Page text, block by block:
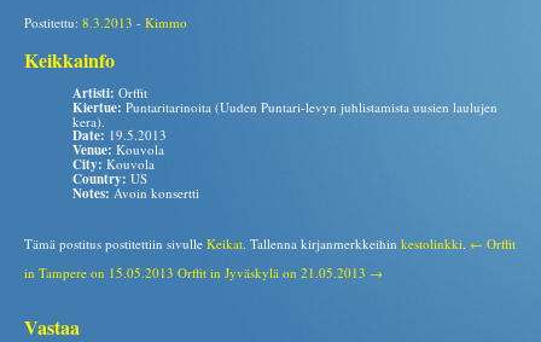
Postitettu: 8.3.2013 - Kimmo
Keikkainfo
Artisti: Orffit
Kiertue: Puntaritarinoita (Uuden Puntari-levyn juhlistamista uusien laulujen
kera).
Date: 19.5.2013
Venue: Kouvola
City: Kouvola
Country: US
Notes: Avoin konsertti
Tämä postitus postitettiin sivulle Keikat . Tallenna kirjanmerkkeihin kestolinkki ← Orffit
in Tampere on 15.05.2013 Orffit in Jyväskylä on 21.05.2013 →
Vastaa